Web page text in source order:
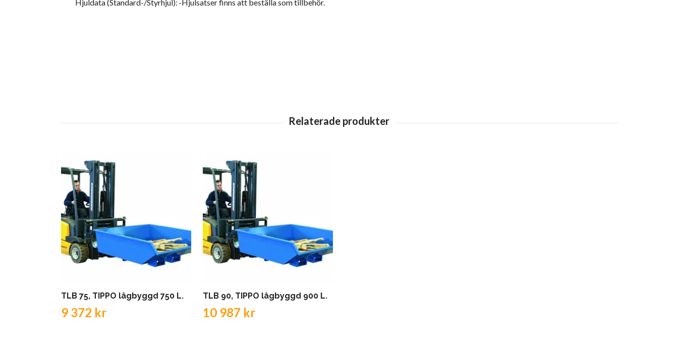
Hjuldata (Standard-/Styrhjul): -Hjulsatser finns att beställa som tillbehör.
TLB 75, TIPPO lågbyggd 750 L.
9 372 kr
TLB 90, TIPPO lågbyggd 900 L.
10 987 kr